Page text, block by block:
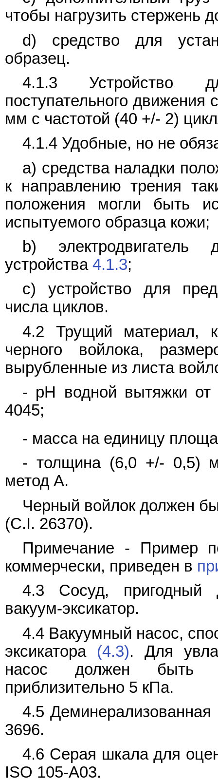
чтобы нагрузить стержень
d) средство для
образец.
4.1.3 Устройство
поступательного движения
мм с частотой (40 +/- 2)
4.1.4 Удобные, но не
a) средства наладки
к направлению трения
положения могли быть
испытуемого образца кожи;
b)
устройства 4.1.3;
c) устройство для
числа циклов.
4.2 Трущий материал,
черного войлока,
вырубленные из листа
- pH водной вытяжки
4045;
- масса на единицу
- толщина (6,0 +/- 0,5)
метод A.
Черный войлок должен
(C.I. 26370).
Примечание - Пример
коммерчески, приведен в
4.3 Сосуд, пригодный
вакуум-эксикатор.
4.4 Вакуумный насос,
эксикатора (4.3). Для
насос должен быть
приблизительно 5 кПа.
4.5 Деминерализованная
3696.
4.6 Серая шкала для
ISO 105-A03.